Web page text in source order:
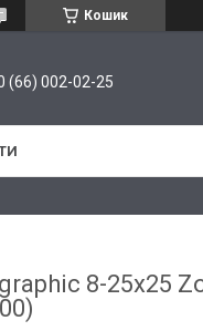
Кошик
(66) 002-02-25
8-25x25